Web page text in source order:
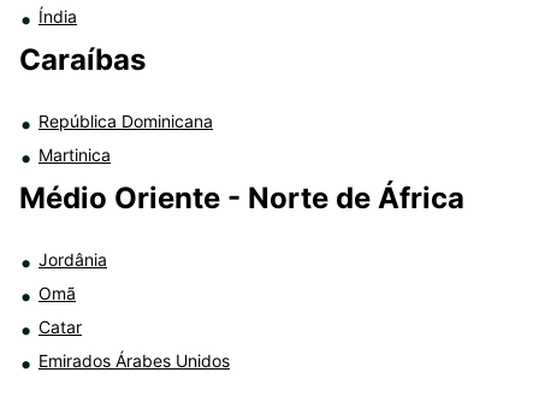
Índia
Caraíbas
República Dominicana
Martinica
Médio Oriente - Norte de África
Jordânia
Omã
Catar
Emirados Árabes Unidos